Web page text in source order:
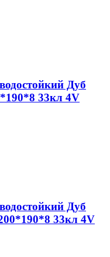
Дуб
33кл 4V
Дуб
33кл 4V